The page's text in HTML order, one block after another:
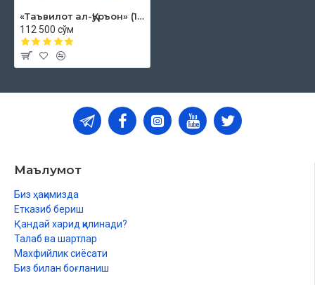
«Таъвилот ал-Қуръон» (19-20 жузлар)
112 500 сўм
Маълумот
Биз ҳақимизда
Етказиб бериш
Қандай харид қилинади?
Талаб ва шартлар
Махфийлик сиёсати
Биз билан боғланиш